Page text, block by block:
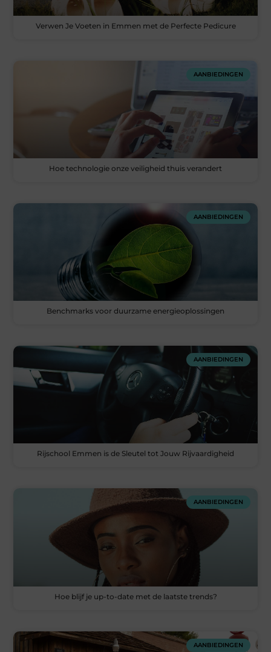
Verwen Je Voeten in Emmen met de Perfecte Pedicure
AANBIEDINGEN
Hoe technologie onze veiligheid thuis verandert
AANBIEDINGEN
Benchmarks voor duurzame energieoplossingen
AANBIEDINGEN
Rijschool Emmen is de Sleutel tot Jouw Rijvaardigheid
AANBIEDINGEN
Hoe blijf je up-to-date met de laatste trends?
AANBIEDINGEN